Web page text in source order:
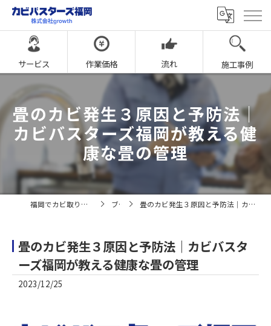
サービス 作業価格 流れ 施工事例
畳のカビ発生３原因と予防法｜
カビバスターズ福岡が教える健
康な畳の管理
福岡でカビ取りならカビバスターズ福岡 ブログ 畳のカビ発生３原因と予防法｜カビバスターズ福岡が教える健康な畳の管理
畳のカビ発生３原因と予防法｜カビバスタ
ーズ福岡が教える健康な畳の管理
2023/12/25